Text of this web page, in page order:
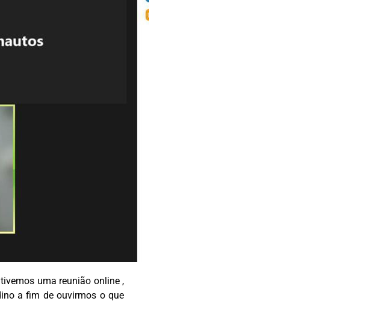
uma reunião online ,
a fim de ouvirmos o que